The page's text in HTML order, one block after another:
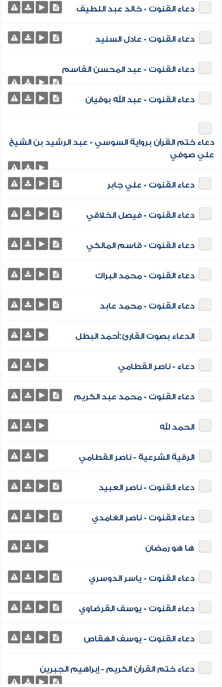
دعاء القنوت - خالد عبد اللطيف
دعاء القنوت - عادل السنيد
دعاء القنوت - عبد المحسن القاسم
دعاء القنوت - عبد الله بوقيان
دعاء ختم القرآن برواية السوسي - عبد الرشيد بن الشيخ
علي صوفي
دعاء القنوت - علي جابر
دعاء القنوت - فيصل الخلاقي
دعاء القنوت - قاسم المالكي
دعاء القنوت - محمد البراك
دعاء القنوت - محمد عابد
الدعاء بصوت القارئ:أحمد البطل
دعاء - ناصر القطامي
دعاء القنوت - محمد عبد الكريم
الحمد لله
الرقية الشرعية - ناصر القطامي
دعاء القنوت - ناصر العبيد
دعاء القنوت - ناصر الغامدي
ها هو رمضان
دعاء القنوت - ياسر الدوسري
دعاء القنوت - يوسف القرضاوي
دعاء القنوت - يوسف الهقاص
دعاء ختم القرآن الكريم - إبراهيم الجبرين